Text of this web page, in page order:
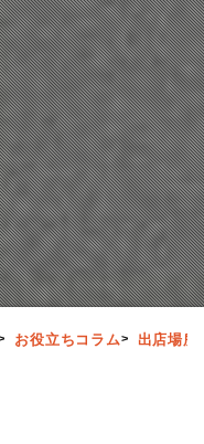
お役立ちコラム 出店場所